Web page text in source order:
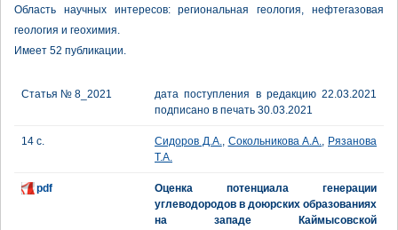
Область научных интересов: региональная геология, нефтегазовая
геология и геохимия.
Имеет 52 публикации.
Статья № 8_2021
дата поступления в редакцию 22.03.2021
подписано в печать 30.03.2021
14 с. Сидоров Д.А., Сокольникова А.А., Рязанова
Т.А.
pdf
Оценка потенциала генерации
углеводородов в доюрских образованиях
на западе Каймысовской